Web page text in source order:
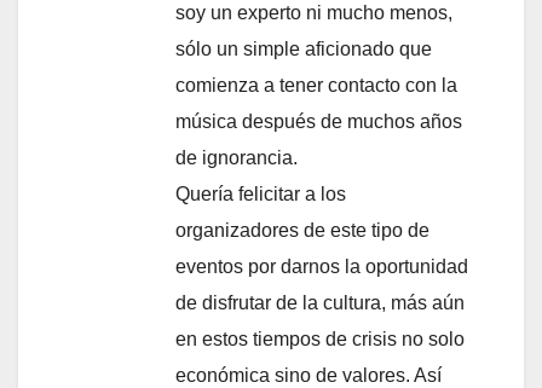
soy un experto ni mucho menos,
sólo un simple aficionado que
comienza a tener contacto con la
música después de muchos años
de ignorancia.
Quería felicitar a los
organizadores de este tipo de
eventos por darnos la oportunidad
de disfrutar de la cultura, más aún
en estos tiempos de crisis no solo
económica sino de valores. Así